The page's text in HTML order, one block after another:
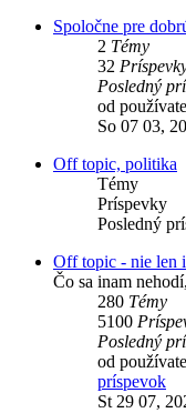
Spoločne pre
2 Témy
32
Posledný
od
So 07 03,
Off topic, politika
Témy
Príspevky
Posledný
Off topic - nie len
Čo sa inam
280 Témy
5100
Posledný
od
príspevok
St 29 07,